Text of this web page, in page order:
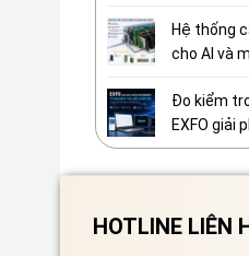
Hệ thống
cho AI và
Đo kiểm
EXFO giải
HOTLINE LIÊN